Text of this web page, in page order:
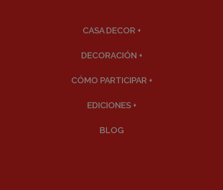
CASA DECOR +
DECORACIÓN +
CÓMO PARTICIPAR +
EDICIONES +
BLOG